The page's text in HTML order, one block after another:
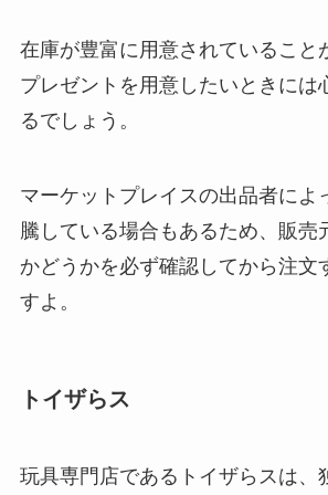
在庫が豊富に用意されていること
プレゼントを用意したいときには
るでしょう。
マーケットプレイスの出品者によ
騰している場合もあるため、販売
かどうかを必ず確認してから注文
すよ。
トイザらス
玩具専門店であるトイザらスは、